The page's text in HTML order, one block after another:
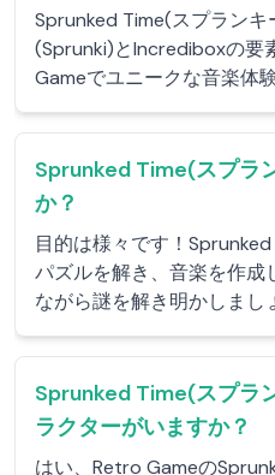
Sprunked Time(スプラン
(Sprunki)とIncrediboxの要
Gameでユニークな音楽体
Sprunked Time(スプラ
か？
目的は様々です！Sprunked
パズルを解き、音楽を作成
ながら謎を解き明かしまし
Sprunked Time(スプラ
ラクターがいますか？
はい、Retro Gameの